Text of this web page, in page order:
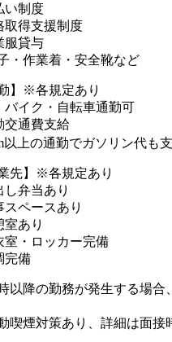
い制度
取得支援制度
服貸与
・作業着・安全靴など
】※各規定あり
バイク・自転車通勤可
交通費支給
上の通勤でガソリン代も
先】※各規定あり
し弁当あり
スペースあり
室あり
室・ロッカー完備
完備
時以降の勤務が発生する場
喫煙対策あり、詳細は面接